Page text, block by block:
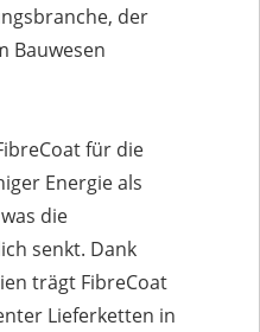
der
Bauwesen
für die
Energie als
die
senkt. Dank
trägt FibreCoat
Lieferketten in